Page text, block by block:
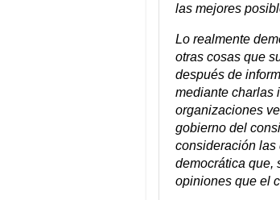
las mejores
Lo realmente
otras cosas que
después de
mediante charlas
organizaciones
gobierno del
consideración las
democrática que,
opiniones que el